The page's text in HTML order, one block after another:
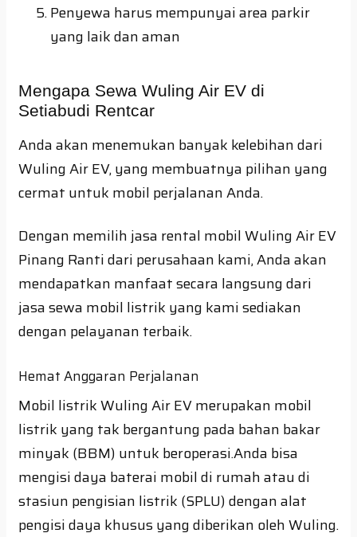
Penyewa harus mempunyai area parkir
yang laik dan aman
Mengapa Sewa Wuling Air EV di
Setiabudi Rentcar
Anda akan menemukan banyak kelebihan dari
Wuling Air EV, yang membuatnya pilihan yang
cermat untuk mobil perjalanan Anda.
Dengan memilih jasa rental mobil Wuling Air EV
Pinang Ranti dari perusahaan kami, Anda akan
mendapatkan manfaat secara langsung dari
jasa sewa mobil listrik yang kami sediakan
dengan pelayanan terbaik.
Hemat Anggaran Perjalanan
Mobil listrik Wuling Air EV merupakan mobil
listrik yang tak bergantung pada bahan bakar
minyak (BBM) untuk beroperasi.Anda bisa
mengisi daya baterai mobil di rumah atau di
stasiun pengisian listrik (SPLU) dengan alat
pengisi daya khusus yang diberikan oleh Wuling.